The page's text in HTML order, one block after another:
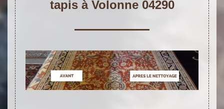
tapis à Volonne 04290